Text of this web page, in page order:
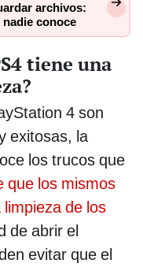
archivos:
conoce
tiene una
4 son
exitosas, la
los trucos que
que los mismos
de los
de abrir el
evitar que el